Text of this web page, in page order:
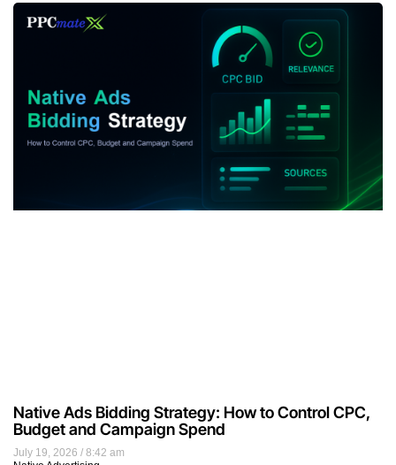
July 19, 2026
8:42 am
Native Ads Bidding Strategy: How to Control CPC,
Budget and Campaign Spend